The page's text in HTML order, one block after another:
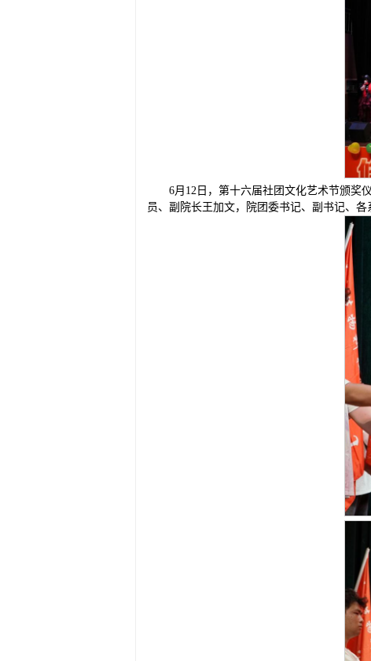
6月12日，第十六届社团文化艺术节颁奖
员、副院长王加文，院团委书记、副书记、